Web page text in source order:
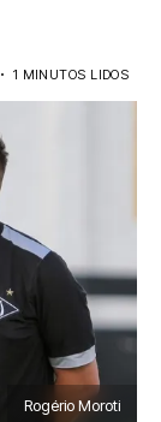
1 MINUTOS LIDOS
Rogério Moroti